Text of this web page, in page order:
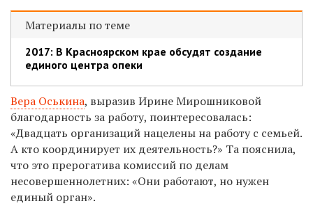
Материалы по теме
2017: В Красноярском крае обсудят создание
единого центра опеки
Вера Оськина, выразив Ирине Мирошниковой
благодарность за работу, поинтересовалась:
«Двадцать организаций нацелены на работу с семьей.
А кто координирует их деятельность?» Та пояснила,
что это прерогатива комиссий по делам
несовершеннолетних: «Они работают, но нужен
единый орган».